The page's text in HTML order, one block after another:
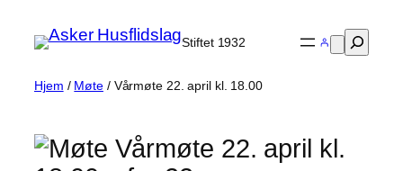
Stiftet 1932 Søk
Hjem / Møte/ Vårmøte 22. april kl. 18.00
Vårmøte 22. april kl.